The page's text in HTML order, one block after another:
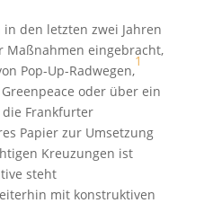
den letzten zwei Jahren
Maßnahmen eingebracht,
Pop-Up-Radwegen,
1
oder über ein
Frankfurter
Papier zur Umsetzung
Kreuzungen ist
steht
mit konstruktiven